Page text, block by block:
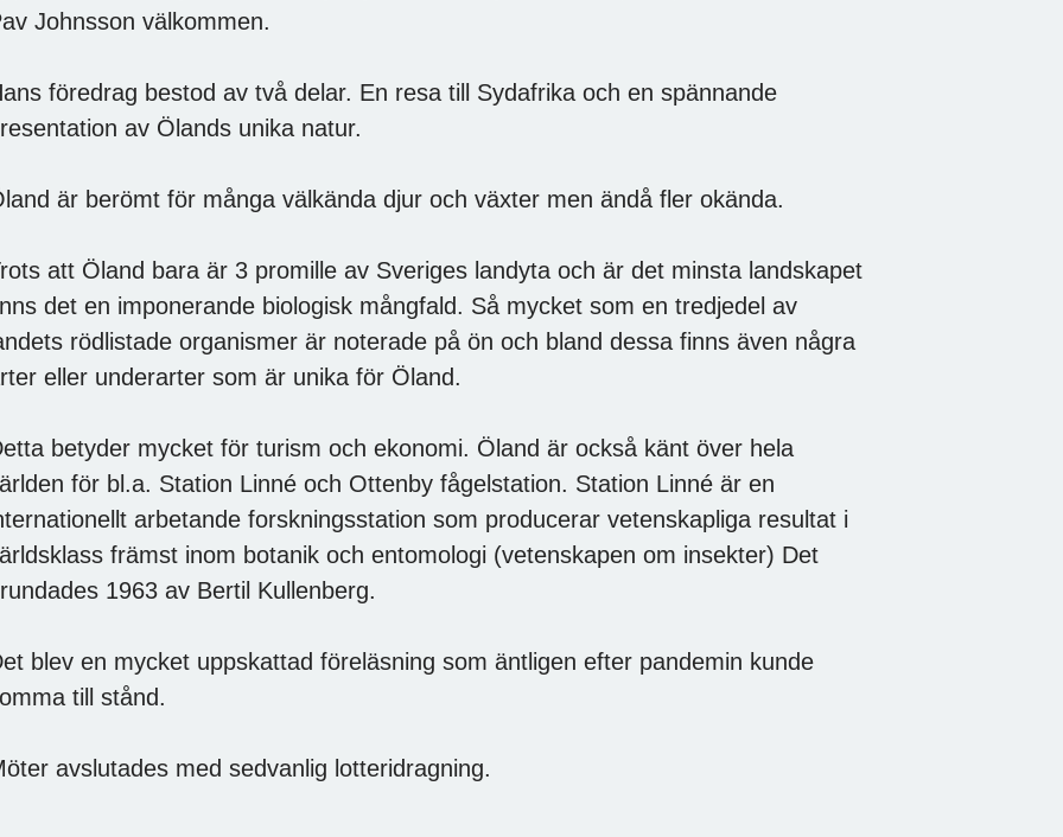
Johnsson välkommen.
föredrag bestod av två delar. En resa till Sydafrika och en spännande
av Ölands unika natur.
är berömt för många välkända djur och växter men ändå fler okända.
att Öland bara är 3 promille av Sveriges landyta och är det minsta landskapet
det en imponerande biologisk mångfald. Så mycket som en tredjedel av
rödlistade organismer är noterade på ön och bland dessa finns även några
eller underarter som är unika för Öland.
betyder mycket för turism och ekonomi. Öland är också känt över hela
för bl.a. Station Linné och Ottenby fågelstation. Station Linné är en
arbetande forskningsstation som producerar vetenskapliga resultat i
främst inom botanik och entomologi (vetenskapen om insekter) Det
1963 av Bertil Kullenberg.
blev en mycket uppskattad föreläsning som äntligen efter pandemin kunde
till stånd.
avslutades med sedvanlig lotteridragning.